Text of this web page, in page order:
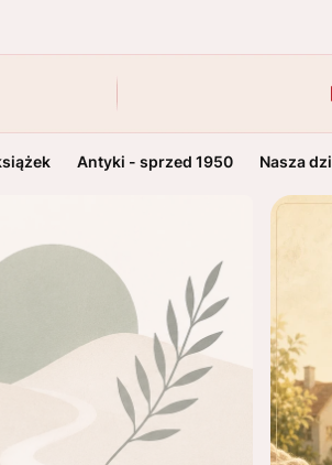
Antyki - sprzed 1950 Nasza